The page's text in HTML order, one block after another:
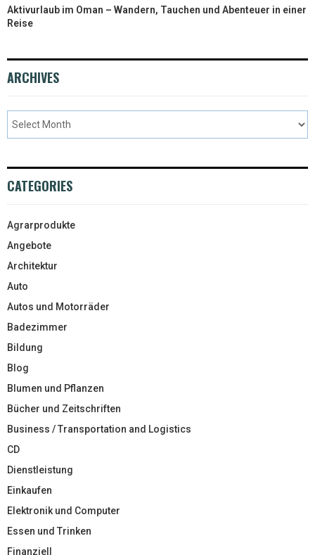
Aktivurlaub im Oman – Wandern, Tauchen und Abenteuer in einer
Reise
ARCHIVES
CATEGORIES
Agrarprodukte
Angebote
Architektur
Auto
Autos und Motorräder
Badezimmer
Bildung
Blog
Blumen und Pflanzen
Bücher und Zeitschriften
Business / Transportation and Logistics
CD
Dienstleistung
Einkaufen
Elektronik und Computer
Essen und Trinken
Finanziell